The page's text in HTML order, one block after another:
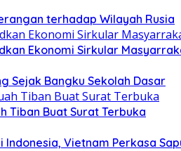
terhadap Wilayah Rusia
Ekonomi Sirkular
Sejak Bangku Sekolah Dasar
Tiban Buat Surat Terbuka
Vietnam Perkasa